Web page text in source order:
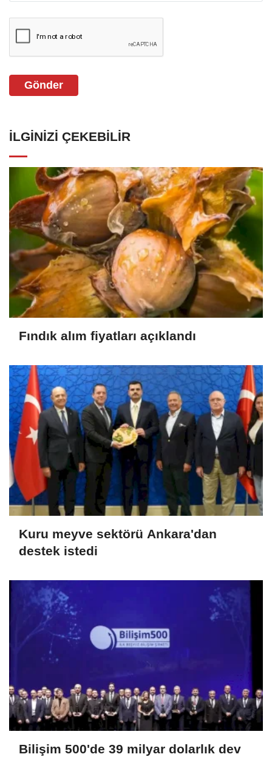
Gönder
İLGINIZI ÇEKEBILIR
Fındık alım fiyatları açıklandı
Kuru meyve sektörü Ankara'dan
destek istedi
Bilişim 500'de 39 milyar dolarlık dev